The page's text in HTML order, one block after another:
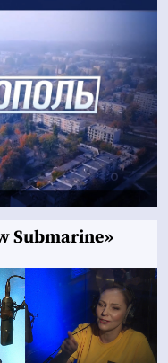
Submarine»